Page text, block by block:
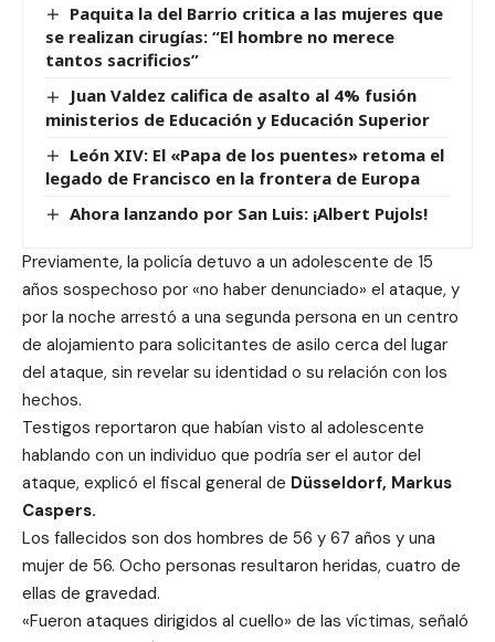
Paquita la del Barrio critica a las mujeres que
se realizan cirugías: “El hombre no merece
tantos sacrificios”
Juan Valdez califica de asalto al 4% fusión
ministerios de Educación y Educación Superior
León XIV: El «Papa de los puentes» retoma el
legado de Francisco en la frontera de Europa
Ahora lanzando por San Luis: ¡Albert Pujols!
Previamente, la policía detuvo a un adolescente de 15
años sospechoso por «no haber denunciado» el ataque, y
por la noche arrestó a una segunda persona en un centro
de alojamiento para solicitantes de asilo cerca del lugar
del ataque, sin revelar su identidad o su relación con los
hechos.
Testigos reportaron que habían visto al adolescente
hablando con un individuo que podría ser el autor del
ataque, explicó el fiscal general de Düsseldorf, Markus
Caspers.
Los fallecidos son dos hombres de 56 y 67 años y una
mujer de 56. Ocho personas resultaron heridas, cuatro de
ellas de gravedad.
«Fueron ataques dirigidos al cuello» de las víctimas, señaló